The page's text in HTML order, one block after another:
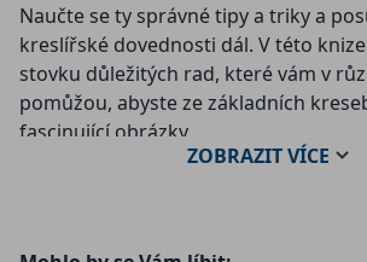
Naučte se ty správné tipy a triky a
kreslířské dovednosti dál. V této
stovku důležitých rad, které vám v
pomůžou, abyste ze základních
fascinující obrázky.
ukáže, jak nakreslit věrohodné anime
ZOBRAZITVÍCE